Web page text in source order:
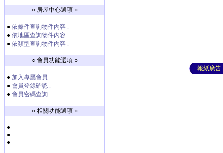
○ 房屋中心選項 ○
● 依條件查詢物件內容 .
● 依地區查詢物件內容 .
● 依類型查詢物件內容 .
○ 會員功能選項 ○
● 加入專屬會員 .
● 會員登錄確認 .
● 會員密碼查詢 .
○ 相關功能選項 ○
●
●
●
報紙廣告